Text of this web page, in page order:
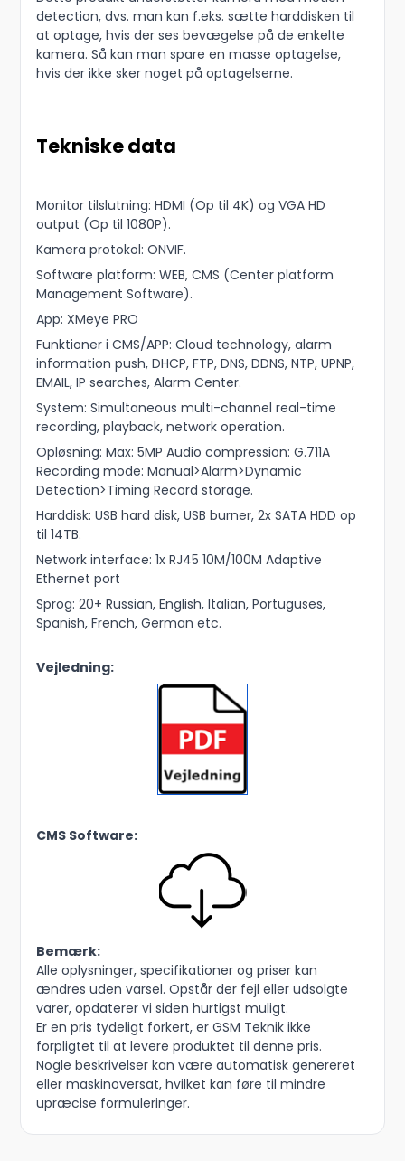
detection, dvs. man kan f.eks. sætte harddisken til
at optage, hvis der ses bevægelse på de enkelte
kamera. Så kan man spare en masse optagelse,
hvis der ikke sker noget på optagelserne.
Tekniske data
Monitor tilslutning: HDMI (Op til 4K) og VGA HD
output (Op til 1080P).
Kamera protokol: ONVIF.
Software platform: WEB, CMS (Center platform
Management Software).
App: XMeye PRO
Funktioner i CMS/APP: Cloud technology, alarm
information push, DHCP, FTP, DNS, DDNS, NTP, UPNP,
EMAIL, IP searches, Alarm Center.
System: Simultaneous multi-channel real-time
recording, playback, network operation.
Opløsning: Max: 5MP Audio compression: G.711A
Recording mode: Manual>Alarm>Dynamic
Detection>Timing Record storage.
Harddisk: USB hard disk, USB burner, 2x SATA HDD op
til 14TB.
Network interface: 1x RJ45 10M/100M Adaptive
Ethernet port
Sprog: 20+ Russian, English, Italian, Portuguses,
Spanish, French, German etc.
Vejledning:
CMS Software:
Bemærk:
Alle oplysninger, specifikationer og priser kan
ændres uden varsel. Opstår der fejl eller udsolgte
varer, opdaterer vi siden hurtigst muligt.
Er en pris tydeligt forkert, er GSM Teknik ikke
forpligtet til at levere produktet til denne pris.
Nogle beskrivelser kan være automatisk genereret
eller maskinoversat, hvilket kan føre til mindre
upræcise formuleringer.